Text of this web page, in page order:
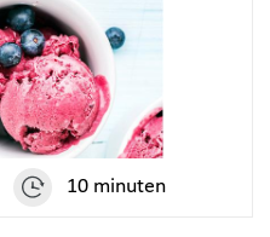
10 minuten
SJÖSTRAND
SUPERKOP
EUREKA
CEADO
CAFELAT